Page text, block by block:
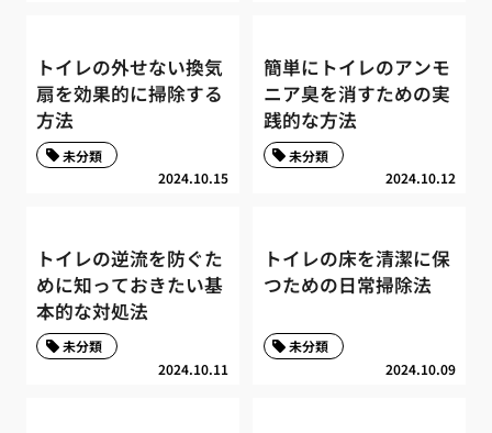
トイレの外せない換気
扇を効果的に掃除する
方法
2024.10.15
未分類
簡単にトイレのアンモ
ニア臭を消すための実
践的な方法
2024.10.12
未分類
トイレの逆流を防ぐた
めに知っておきたい基
本的な対処法
2024.10.11
未分類
トイレの床を清潔に保
つための日常掃除法
2024.10.09
未分類